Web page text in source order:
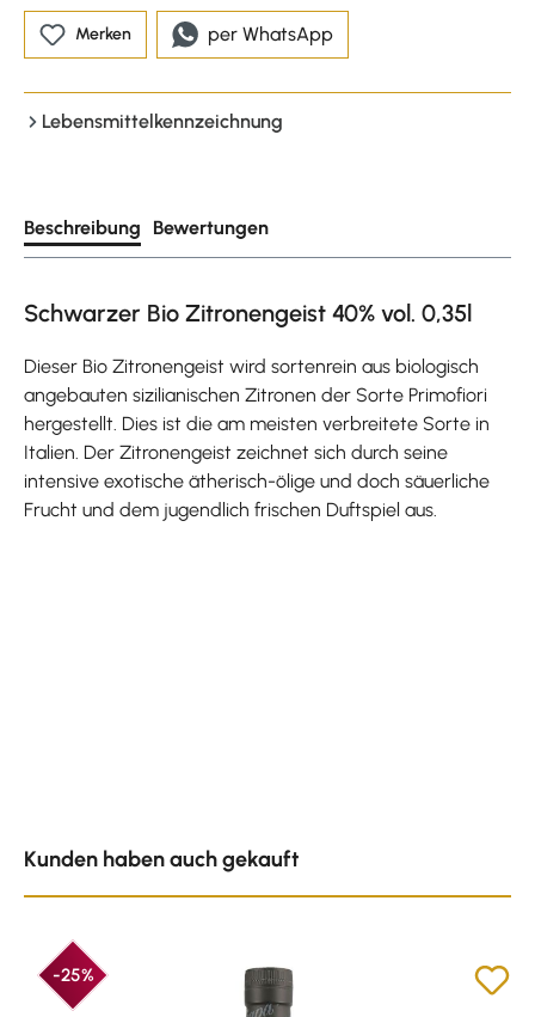
Merken per WhatsApp
Lebensmittelkennzeichnung
Beschreibung Bewertungen
Schwarzer Bio Zitronengeist 40% vol. 0,35l
Dieser Bio Zitronengeist wird sortenrein aus biologisch
angebauten sizilianischen Zitronen der Sorte Primofiori
hergestellt. Dies ist die am meisten verbreitete Sorte in
Italien. Der Zitronengeist zeichnet sich durch seine
intensive exotische ätherisch-ölige und doch säuerliche
Frucht und dem jugendlich frischen Duftspiel aus.
Kunden haben auch gekauft
-25%